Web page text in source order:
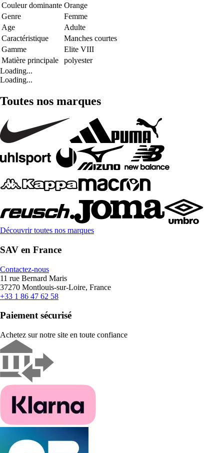
Couleur dominante Orange
Genre
Femme
Age
Adulte
Caractéristique
Manches courtes
Gamme
Elite VIII
Matière principale
polyester
Loading...
Loading...
Toutes nos marques
Découvrir toutes nos marques
SAV en France
Contactez-nous
11 rue Bernard Maris
37270 Montlouis-sur-Loire, France
+33 1 86 47 62 58
Paiement sécurisé
Achetez sur notre site en toute confiance